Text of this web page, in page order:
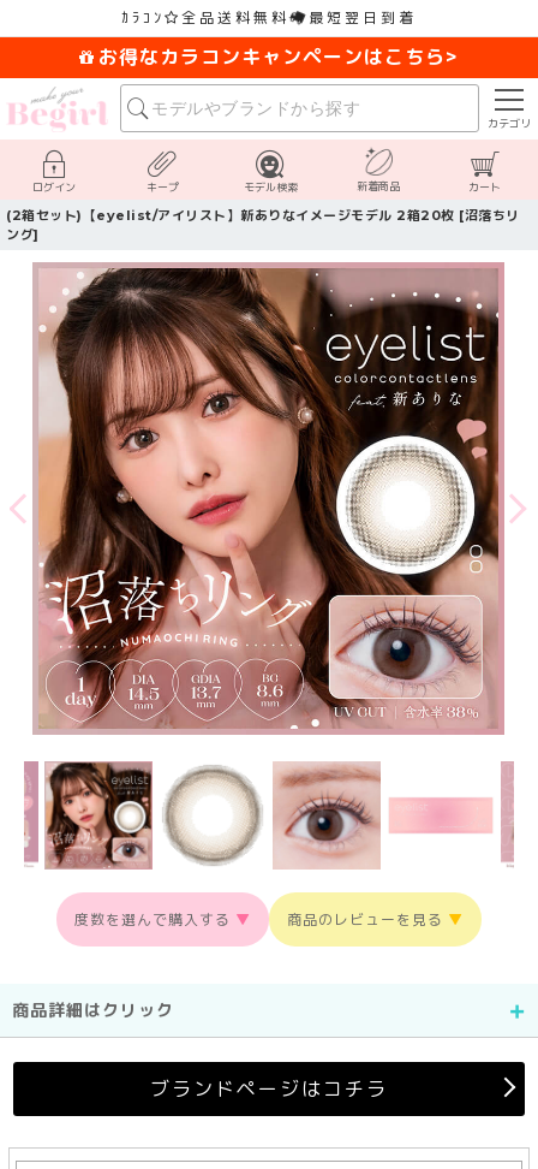
ｶﾗｺﾝ 全品送料無料 最短翌日到着
お得なカラコンキャンペーンはこちら>
カテゴリ
ログイン キープ モデル検索 新着商品 カート
(2箱セット)【eyelist/アイリスト】新ありなイメージモデル 2箱20枚 [沼落ちリ
ング]
度数を選んで購入する ▼ 商品のレビューを見る ▼
商品詳細はクリック
ブランドページはコチラ